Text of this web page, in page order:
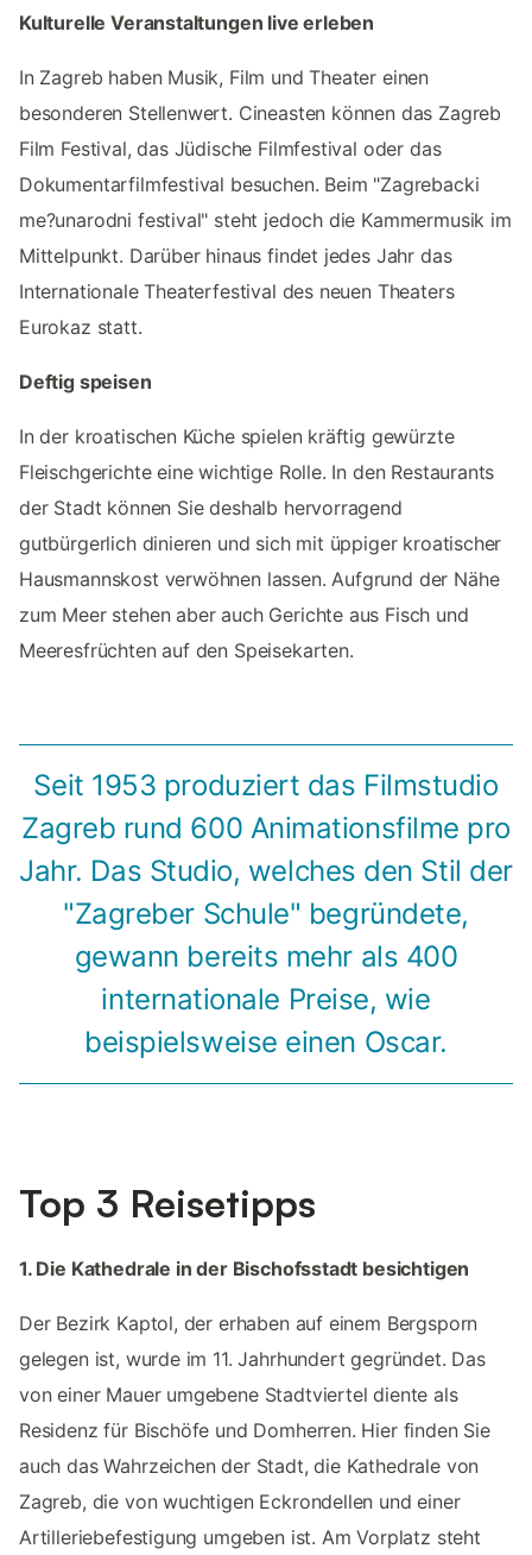
Kulturelle Veranstaltungen live erleben
In Zagreb haben Musik, Film und Theater einen
besonderen Stellenwert. Cineasten können das Zagreb
Film Festival, das Jüdische Filmfestival oder das
Dokumentarfilmfestival besuchen. Beim "Zagrebacki
me?unarodni festival" steht jedoch die Kammermusik im
Mittelpunkt. Darüber hinaus findet jedes Jahr das
Internationale Theaterfestival des neuen Theaters
Eurokaz statt.
Deftig speisen
In der kroatischen Küche spielen kräftig gewürzte
Fleischgerichte eine wichtige Rolle. In den Restaurants
der Stadt können Sie deshalb hervorragend
gutbürgerlich dinieren und sich mit üppiger kroatischer
Hausmannskost verwöhnen lassen. Aufgrund der Nähe
zum Meer stehen aber auch Gerichte aus Fisch und
Meeresfrüchten auf den Speisekarten.
Seit 1953 produziert das Filmstudio
Zagreb rund 600 Animationsfilme pro
Jahr. Das Studio, welches den Stil der
"Zagreber Schule" begründete,
gewann bereits mehr als 400
internationale Preise, wie
beispielsweise einen Oscar.
Top 3 Reisetipps
1. Die Kathedrale in der Bischofsstadt besichtigen
Der Bezirk Kaptol, der erhaben auf einem Bergsporn
gelegen ist, wurde im 11. Jahrhundert gegründet. Das
von einer Mauer umgebene Stadtviertel diente als
Residenz für Bischöfe und Domherren. Hier finden Sie
auch das Wahrzeichen der Stadt, die Kathedrale von
Zagreb, die von wuchtigen Eckrondellen und einer
Artilleriebefestigung umgeben ist. Am Vorplatz steht